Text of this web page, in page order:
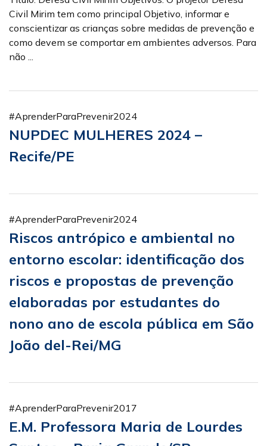
Civil Mirim tem como principal Objetivo, informar e
conscientizar as crianças sobre medidas de prevenção e
como devem se comportar em ambientes adversos. Para
não ...
#AprenderParaPrevenir2024
NUPDEC MULHERES 2024 –
Recife/PE
#AprenderParaPrevenir2024
Riscos antrópico e ambiental no
entorno escolar: identificação dos
riscos e propostas de prevenção
elaboradas por estudantes do
nono ano de escola pública em São
João del-Rei/MG
#AprenderParaPrevenir2017
E.M. Professora Maria de Lourdes